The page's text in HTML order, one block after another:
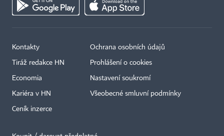
Kontakty
Tiráž redakce HN
Economia
Kariéra v HN
Ceník inzerce
Ochrana osobních údajů
Prohlášení o cookies
Nastavení soukromí
Všeobecné smluvní podmínky